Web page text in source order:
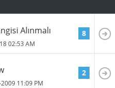
Alınmalı
02:53 AM
8
11:09 PM
2